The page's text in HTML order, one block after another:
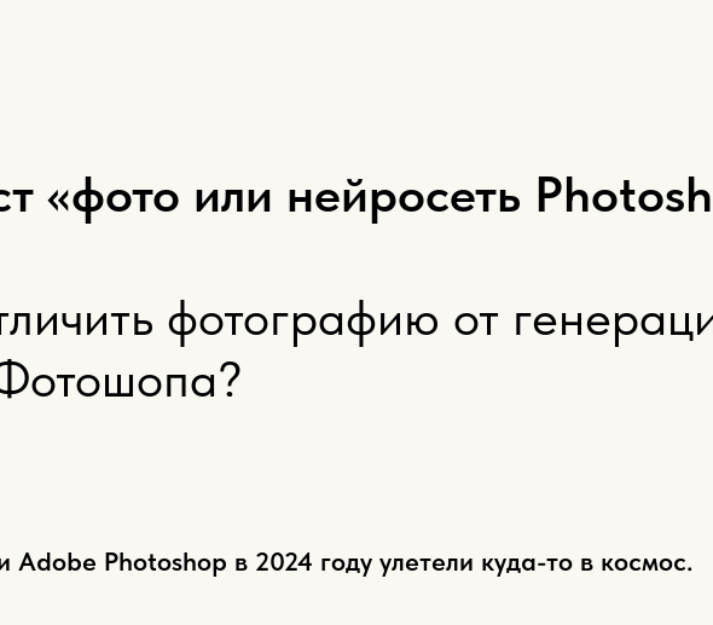
«фото или нейросеть
фотографию от
Adobe Photoshop в 2024 году улетели куда-то в космос.